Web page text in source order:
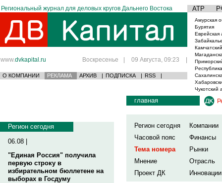
Региональный журнал для деловых кругов Дальнего Востока АТР
www.dvkapital.ru Воскресенье | 09 Августа, 09:23 |
О КОМПАНИИ РЕКЛАМА АРХИВ | ПОДПИСКА | RSS |
Амурская
Бурятия
Еврейская
Чукотский
Регион сегодня
06.08 |
"Единая Россия" получила
первую строку в
избирательном бюллетене на
выборах в Госдуму
главная
Регион сегодня
Компании
Часовой пояс
Финансы
Тема номера
Рынки
Мнение
Отрасль
Проект ДК
Инновации